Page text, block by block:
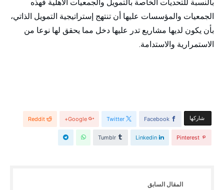
بالنسبة للتحديات الخاصة بالتمويل والجمعيات الأهلية فهذه
الجمعيات والمؤسسات عليها أن تنتهج إستراتيجية التمويل الذاتي،
بأن يكون لديها مشاريع تدر عليها دخل مما يحقق لها نوعا من
الاستمرارية والاستدامة.
‫‫ شاركها‬ Facebook
Twitter
Google+
Reddit
Pinterest
Linkedin
Tumblr